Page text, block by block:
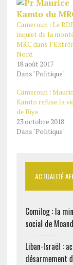
Cameroun : Le
inquiet de la
MRC dans
Nord
18 août 2017
Dans "Politique"
Cameroun :
Kamto refuse la
de Biya
23 octobre 2018
Dans "Politique"
ACTUALITÉ
Comilog : la
social de
Liban-Israël :
désarmement